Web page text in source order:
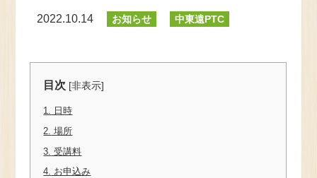
2022.10.14 お知らせ 中東遠PTC
目次 [非表示]
1. 日時
2. 場所
3. 受講料
4. お申込み